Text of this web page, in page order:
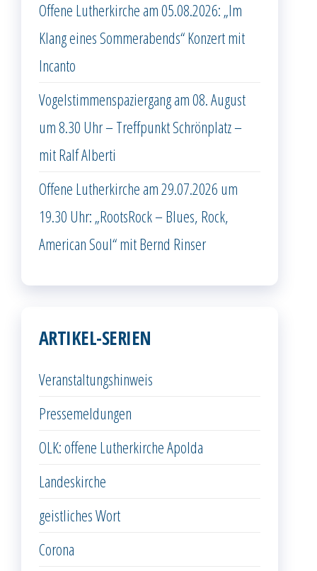
Offene Lutherkirche am 05.08.2026: „Im
Klang eines Sommerabends“ Konzert mit
Incanto
Vogelstimmenspaziergang am 08. August
um 8.30 Uhr – Treffpunkt Schrönplatz –
mit Ralf Alberti
Offene Lutherkirche am 29.07.2026 um
19.30 Uhr: „RootsRock – Blues, Rock,
American Soul“ mit Bernd Rinser
ARTIKEL-SERIEN
Veranstaltungshinweis
Pressemeldungen
OLK: offene Lutherkirche Apolda
Landeskirche
geistliches Wort
Corona